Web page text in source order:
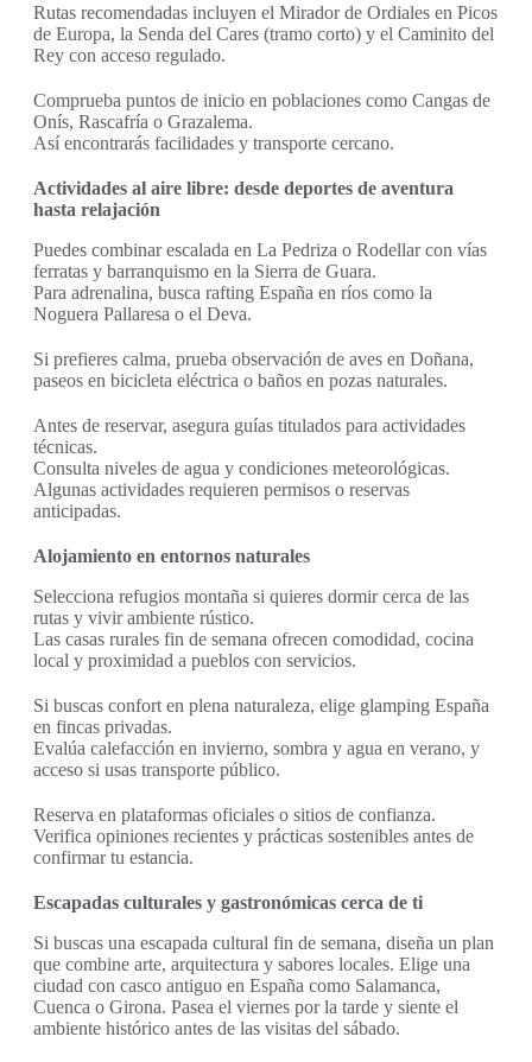
Rutas recomendadas incluyen el Mirador de Ordiales en Picos
de Europa, la Senda del Cares (tramo corto) y el Caminito del
Rey con acceso regulado.
Comprueba puntos de inicio en poblaciones como Cangas de
Onís, Rascafría o Grazalema.
Así encontrarás facilidades y transporte cercano.
Actividades al aire libre: desde deportes de aventura
hasta relajación
Puedes combinar escalada en La Pedriza o Rodellar con vías
ferratas y barranquismo en la Sierra de Guara.
Para adrenalina, busca rafting España en ríos como la
Noguera Pallaresa o el Deva.
Si prefieres calma, prueba observación de aves en Doñana,
paseos en bicicleta eléctrica o baños en pozas naturales.
Antes de reservar, asegura guías titulados para actividades
técnicas.
Consulta niveles de agua y condiciones meteorológicas.
Algunas actividades requieren permisos o reservas
anticipadas.
Alojamiento en entornos naturales
Selecciona refugios montaña si quieres dormir cerca de las
rutas y vivir ambiente rústico.
Las casas rurales fin de semana ofrecen comodidad, cocina
local y proximidad a pueblos con servicios.
Si buscas confort en plena naturaleza, elige glamping España
en fincas privadas.
Evalúa calefacción en invierno, sombra y agua en verano, y
acceso si usas transporte público.
Reserva en plataformas oficiales o sitios de confianza.
Verifica opiniones recientes y prácticas sostenibles antes de
confirmar tu estancia.
Escapadas culturales y gastronómicas cerca de ti
Si buscas una escapada cultural fin de semana, diseña un plan
que combine arte, arquitectura y sabores locales. Elige una
ciudad con casco antiguo en España como Salamanca,
Cuenca o Girona. Pasea el viernes por la tarde y siente el
ambiente histórico antes de las visitas del sábado.